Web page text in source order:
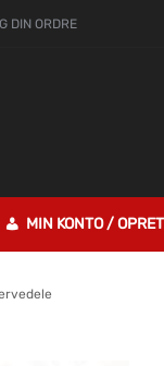
DIN ORDRE
MIN KONTO /